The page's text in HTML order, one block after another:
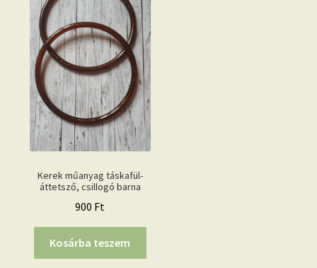
Kerek műanyag táskafül-
áttetsző, csillogó barna
900 Ft
Kosárba teszem